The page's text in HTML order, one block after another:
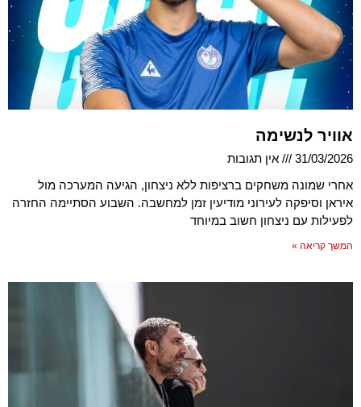
אוויר לנשימה
31/03/2026
אין תגובות
אחרי שמונה משחקים ברציפות ללא ניצחון, הגיעה המערכה מול
איראן וסיפקה לעירוני מודיעין זמן למחשבה. השבוע הסתיימה החזרה
לפעילות עם ניצחון חשוב במיוחד
המשך קריאה »